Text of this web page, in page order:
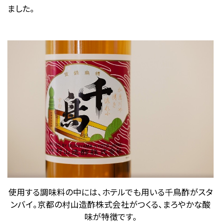
ました。
使用する調味料の中には、ホテルでも用いる千鳥酢がスタ
ンバイ。京都の村山造酢株式会社がつくる、まろやかな酸
味が特徴です。